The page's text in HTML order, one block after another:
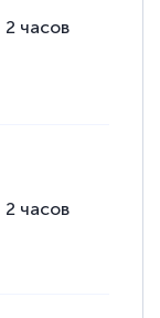
2 часов
2 часов